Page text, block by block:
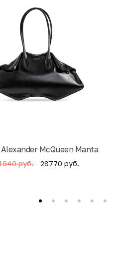
McQueen Manta
руб. 28770 руб.